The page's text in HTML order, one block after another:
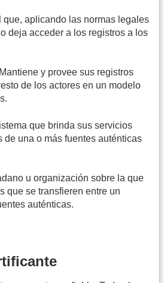
que, aplicando las normas legales
deja acceder a los registros a los
Mantiene y provee sus registros
de los actores en un modelo
que brinda sus servicios
de una o más fuentes auténticas
u organización sobre la que
que se transfieren entre un
auténticas.